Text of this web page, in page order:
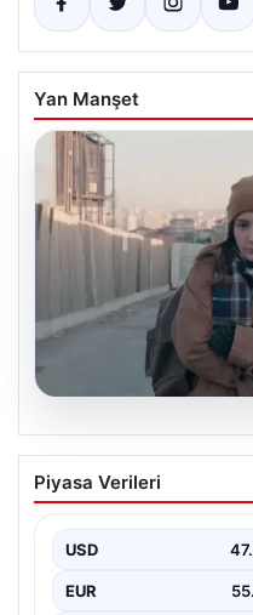
Yan Manşet
05.08.2026
Türk
Özgün Özçelik’in
Piyasa Verileri
USD
EUR